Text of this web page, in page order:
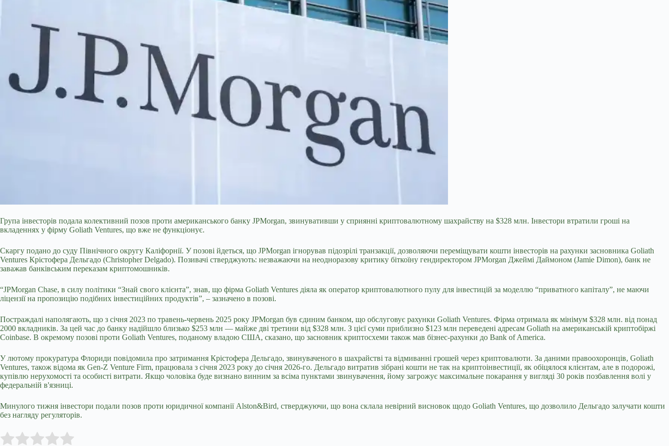
Група інвесторів подала колективний позов проти американського банку JPMorgan, звинувативши у сприянні криптовалютному шахрайству на $328 млн. Інвестори втратили гроші на
вкладеннях у фірму Goliath Ventures, що вже не функціонує.
Скаргу подано до суду Північного округу Каліфорнії. У позові йдеться, що JPMorgan ігнорував підозрілі транзакції, дозволяючи переміщувати кошти інвесторів на рахунки засновника Goliath
Ventures Крістофера Дельгадо (Christopher Delgado). Позивачі стверджують: незважаючи на неодноразову критику біткоїну гендиректором JPMorgan Джеймі Даймоном (Jamie Dimon), банк не
заважав банківським переказам криптомошників.
“JPMorgan Chase, в силу політики “Знай свого клієнта”, знав, що фірма Goliath Ventures діяла як оператор криптовалютного пулу для інвестицій за моделлю “приватного капіталу”, не маючи
ліцензії на пропозицію подібних інвестиційних продуктів”, – зазначено в позові.
Постраждалі наполягають, що з січня 2023 по травень-червень 2025 року JPMorgan був єдиним банком, що обслуговує рахунки Goliath Ventures. Фірма отримала як мінімум $328 млн. від понад
2000 вкладників. За цей час до банку надійшло близько $253 млн — майже дві третини від $328 млн. З цієї суми приблизно $123 млн переведені адресам Goliath на американській криптобіржі
Coinbase. В окремому позові проти Goliath Ventures, поданому владою США, сказано, що засновник криптосхеми також мав бізнес-рахунки до Bank of America.
У лютому прокуратура Флориди повідомила про затримання Крістофера Дельгадо, звинуваченого в шахрайстві та відмиванні грошей через криптовалюти. За даними правоохоронців, Goliath
Ventures, також відома як Gen-Z Venture Firm, працювала з січня 2023 року до січня 2026-го. Дельгадо витратив зібрані кошти не так на криптоінвестиції, як обіцялося клієнтам, але в подорожі,
купівлю нерухомості та особисті витрати. Якщо чоловіка буде визнано винним за всіма пунктами звинувачення, йому загрожує максимальне покарання у вигляді 30 років позбавлення волі у
федеральній в'язниці.
Минулого тижня інвестори подали позов проти юридичної компанії Alston&Bird, стверджуючи, що вона склала невірний висновок щодо Goliath Ventures, що дозволило Дельгадо залучати кошти
без нагляду регуляторів.
Rate this item: